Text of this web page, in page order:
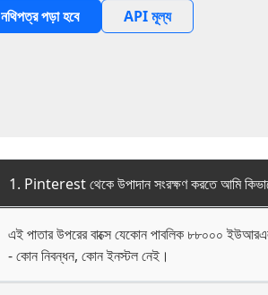
নথিপত্র পড়া হবে API মূল্য
1. Pinterest থেকে উপাদান সংরক্ষণ করতে আমি
এই পাতার উপরের বাক্সে যেকোন পাবলিক ৮৮০০০
- কোন নিবন্ধন, কোন ইনস্টল নেই।